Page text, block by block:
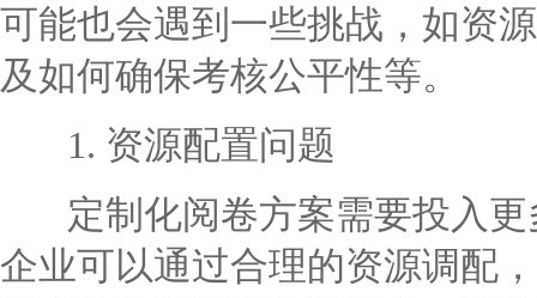
可能也会遇到一些挑战，如资
及如何确保考核公平性等。
1. 资源配置问题
定制化阅卷方案需要投入更
企业可以通过合理的资源调配